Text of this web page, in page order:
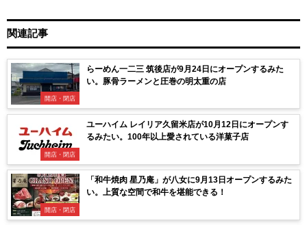
関連記事
開店・閉店
らーめん一二三 筑後店が9月24日にオープンするみた
い。豚骨ラーメンと圧巻の明太重の店
開店・閉店
ユーハイム レイリア久留米店が10月12日にオープンす
るみたい。100年以上愛されている洋菓子店
開店・閉店
「和牛焼肉 星乃庵」が八女に9月13日オープンするみた
い。上質な空間で和牛を堪能できる！